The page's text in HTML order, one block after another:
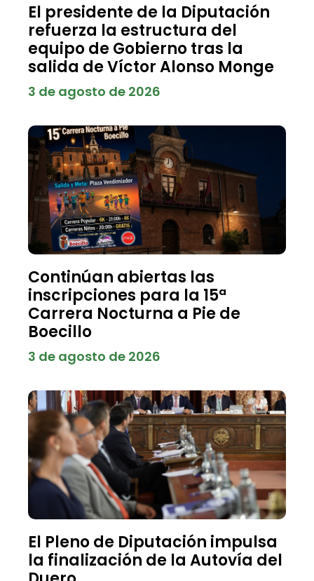
El presidente de la Diputación
refuerza la estructura del
equipo de Gobierno tras la
salida de Víctor Alonso Monge
3 de agosto de 2026
Continúan abiertas las
inscripciones para la 15ª
Carrera Nocturna a Pie de
Boecillo
3 de agosto de 2026
El Pleno de Diputación impulsa
la finalización de la Autovía del